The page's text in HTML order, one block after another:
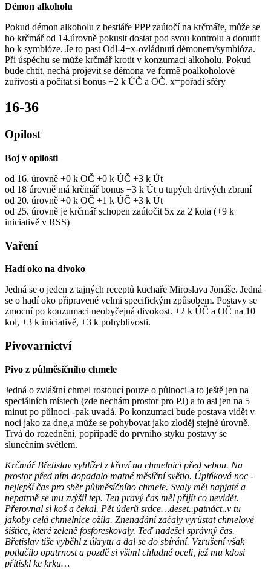
Démon alkoholu
Pokud démon alkoholu z bestiáře PPP zaútočí na krčmáře, může se
ho krčmář od 14.úrovně pokusit dostat pod svou kontrolu a donutit
ho k symbióze. Je to past Odl-4+x-ovládnutí démonem/symbióza.
Při úspěchu se může krčmář krotit v konzumaci alkoholu. Pokud
bude chtít, nechá projevit se démona ve formě poalkoholové
zuřivosti a počítat si bonus +2 k ÚČ a OČ. x=pořadí sféry
16-36
Opilost
Boj v opilosti
od 16. úrovně +0 k OČ +0 k ÚČ +3 k Út
od 18 úrovně má krčmář bonus +3 k Út u tupých drtivých zbraní
od 20. úrovně +0 k OČ +1 k ÚČ +3 k Út
od 25. úrovně je krčmář schopen zaútočit 5x za 2 kola (+9 k
iniciativě v RSS)
Vaření
Hadí oko na divoko
Jedná se o jeden z tajných receptů kuchaře Miroslava Jonáše. Jedná
se o hadí oko připravené velmi specifickým způsobem. Postavy se
zmocní po konzumaci neobyčejná divokost. +2 k ÚČ a OČ na 10
kol, +3 k iniciativě, +3 k pohyblivosti.
Pivovarnictví
Pivo z půlměsíčního chmele
Jedná o zvláštní chmel rostoucí pouze o půlnoci-a to ještě jen na
speciálních místech (zde nechám prostor pro PJ) a to asi jen na 5
minut po půlnoci -pak uvadá. Po konzumaci bude postava vidět v
noci jako za dne,a může se pohybovat jako zloděj stejné úrovně.
Trvá do rozednění, popřípadě do prvního styku postavy se
slunečním světlem.
Krčmář Břetislav vyhlížel z křoví na chmelnici před sebou. Na
prostor před ním dopadalo matné měsíční světlo. Úplňková noc -
nejlepší čas pro sběr půlměsíčního chmele. Svaly měl napjaté a
nepatrně se mu zvýšil tep. Ten pravý čas měl přijít co nevidět.
Přerovnal si koš a čekal. Pět úderů srdce…deset..patnáct..v tu
jakoby celá chmelnice ožila. Znenadání začaly vyrůstat chmelové
šištice, které zeleně fosforeskovaly. Teď nadešel správný čas.
Břetislav tiše vyběhl z úkrytu a dal se do sbírání. Vzrušení však
potlačilo opatrnost a pozdě si všiml chladné oceli, jež mu kdosi
přitiskl ke krku…